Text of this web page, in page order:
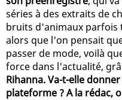
séries à des extraits de
bruits d'animaux parfois
alors que l'on pensait
passer de mode, voilà
force dans l'actualité,
Rihanna. Va-t-elle
plateforme ? A la rédac,